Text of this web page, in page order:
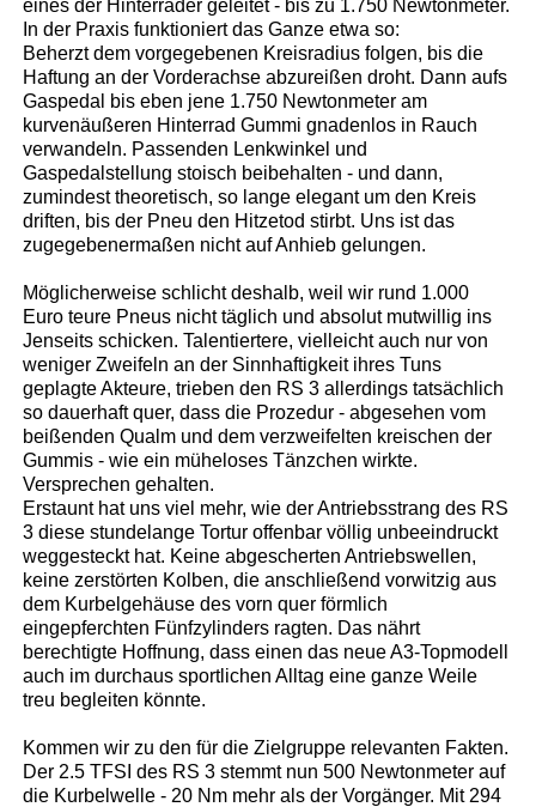
eines der Hinterräder geleitet - bis zu 1.750 Newtonmeter.
In der Praxis funktioniert das Ganze etwa so:
Beherzt dem vorgegebenen Kreisradius folgen, bis die
Haftung an der Vorderachse abzureißen droht. Dann aufs
Gaspedal bis eben jene 1.750 Newtonmeter am
kurvenäußeren Hinterrad Gummi gnadenlos in Rauch
verwandeln. Passenden Lenkwinkel und
Gaspedalstellung stoisch beibehalten - und dann,
zumindest theoretisch, so lange elegant um den Kreis
driften, bis der Pneu den Hitzetod stirbt. Uns ist das
zugegebenermaßen nicht auf Anhieb gelungen.
Möglicherweise schlicht deshalb, weil wir rund 1.000
Euro teure Pneus nicht täglich und absolut mutwillig ins
Jenseits schicken. Talentiertere, vielleicht auch nur von
weniger Zweifeln an der Sinnhaftigkeit ihres Tuns
geplagte Akteure, trieben den RS 3 allerdings tatsächlich
so dauerhaft quer, dass die Prozedur - abgesehen vom
beißenden Qualm und dem verzweifelten kreischen der
Gummis - wie ein müheloses Tänzchen wirkte.
Versprechen gehalten.
Erstaunt hat uns viel mehr, wie der Antriebsstrang des RS
3 diese stundelange Tortur offenbar völlig unbeeindruckt
weggesteckt hat. Keine abgescherten Antriebswellen,
keine zerstörten Kolben, die anschließend vorwitzig aus
dem Kurbelgehäuse des vorn quer förmlich
eingepferchten Fünfzylinders ragten. Das nährt
berechtigte Hoffnung, dass einen das neue A3-Topmodell
auch im durchaus sportlichen Alltag eine ganze Weile
treu begleiten könnte.
Kommen wir zu den für die Zielgruppe relevanten Fakten.
Der 2.5 TFSI des RS 3 stemmt nun 500 Newtonmeter auf
die Kurbelwelle - 20 Nm mehr als der Vorgänger. Mit 294